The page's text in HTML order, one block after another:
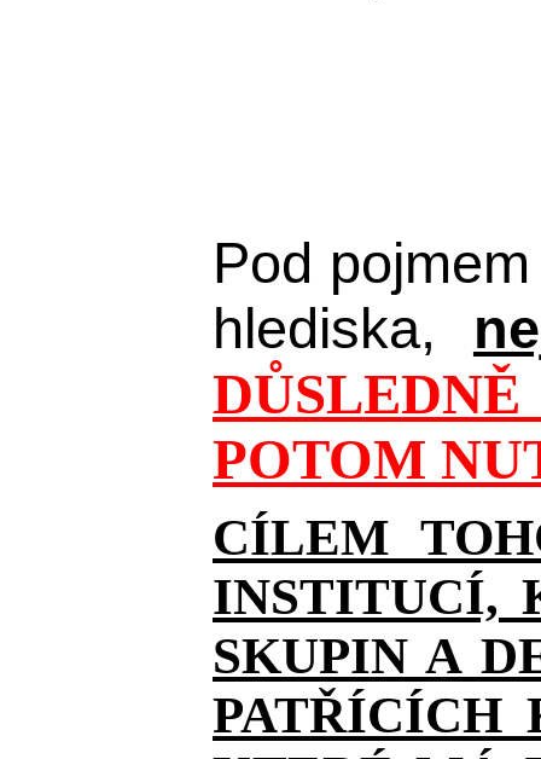
Pod pojmem
hlediska,
POTOM
CÍLEM
INSTITUCÍ,
SKUPIN A
PATŘÍCÍCH